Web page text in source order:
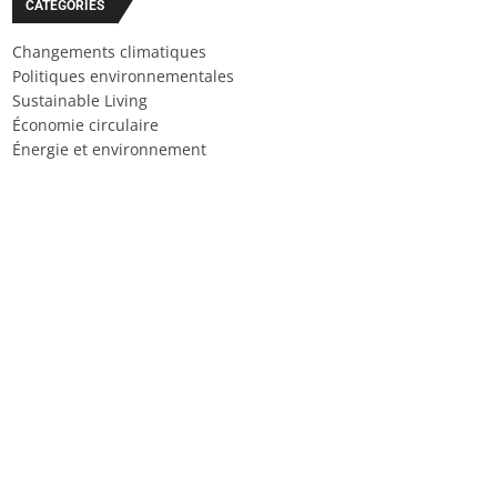
CATÉGORIES
Changements climatiques
Politiques environnementales
Sustainable Living
Économie circulaire
Énergie et environnement